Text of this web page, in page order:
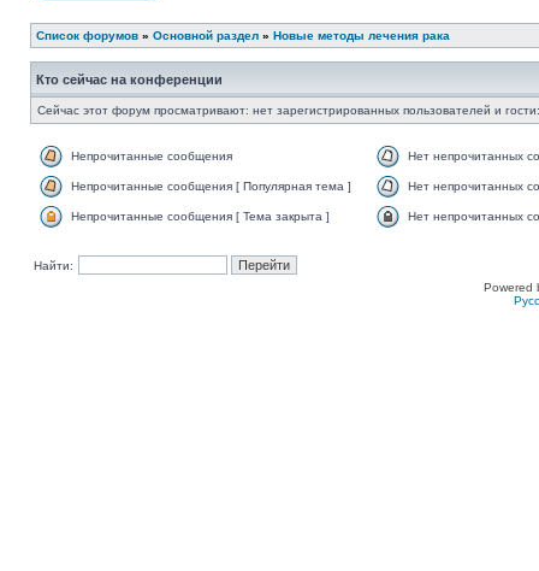
Список форумов » Основной раздел » Новые методы лечения рака
Кто сейчас на конференции
Сейчас этот форум просматривают: нет зарегистрированных пользователей и
Непрочитанные сообщения Нет непрочитанных
Непрочитанные сообщения [ Популярная тема ] Нет непрочитанных
Непрочитанные сообщения [ Тема закрыта ] Нет непрочитанных
Найти:
Powered